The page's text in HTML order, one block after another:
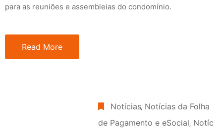
para as reuniões e assembleias do condomínio.
Read More
Notícias‚ Notícias da Folha
de Pagamento e eSocial‚ Notíc